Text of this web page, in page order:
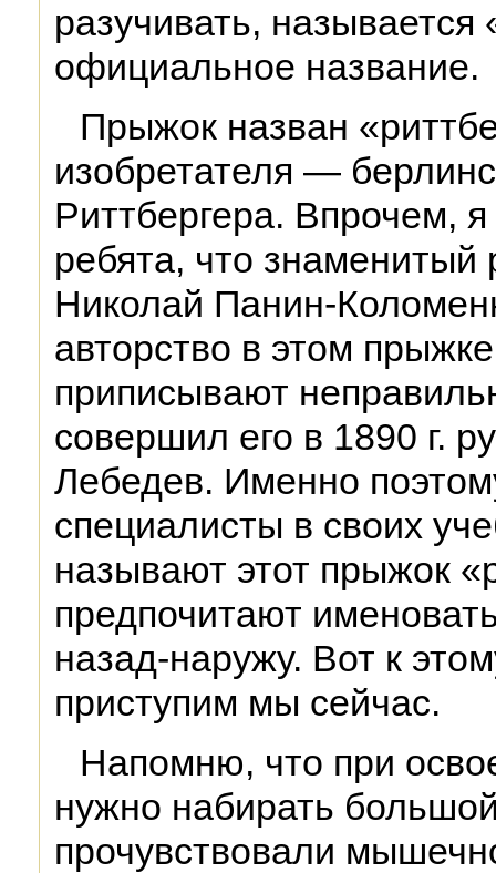
разучивать, называется
официальное название.
Прыжок назван
изобретателя —
Риттбергера. Впрочем,
ребята, что знаменитый
Николай Панин-
авторство в этом
приписывают
совершил его в 1890 г.
Лебедев. Именно
специалисты в своих
называют этот прыжок
предпочитают
назад-наружу. Вот к
приступим мы сейчас.
Напомню, что при
нужно набирать
прочувствовали